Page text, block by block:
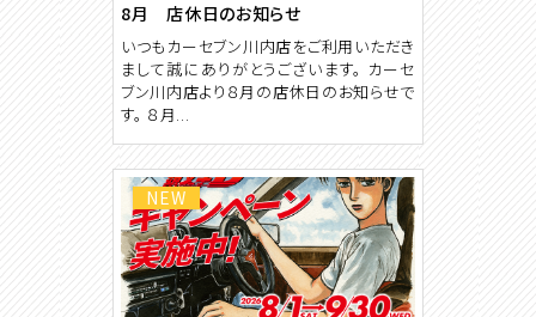
8月 店休日のお知らせ
いつもカーセブン川内店をご利用いただき
まして誠にありがとうございます。 カーセ
ブン川内店より８月の店休日のお知らせで
す。 ８月...
NEW